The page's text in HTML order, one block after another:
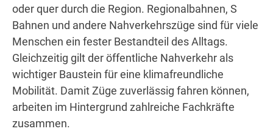
oder quer durch die Region. Regionalbahnen, S
Bahnen und andere Nahverkehrszüge sind für viele
Menschen ein fester Bestandteil des Alltags.
Gleichzeitig gilt der öffentliche Nahverkehr als
wichtiger Baustein für eine klimafreundliche
Mobilität. Damit Züge zuverlässig fahren können,
arbeiten im Hintergrund zahlreiche Fachkräfte
zusammen.